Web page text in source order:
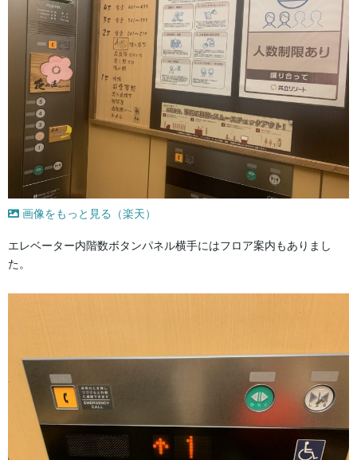
画像をもっと見る（楽天）
エレベーター内階数ボタンパネル横手にはフロア案内もありまし
た。